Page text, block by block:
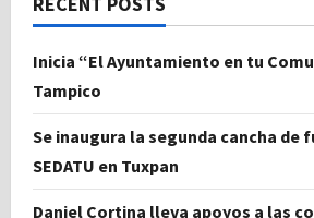
Inicia “El Ayuntamiento en tu
Tampico
Se inaugura la segunda cancha de
SEDATU en Tuxpan
Daniel Cortina lleva apoyos a las